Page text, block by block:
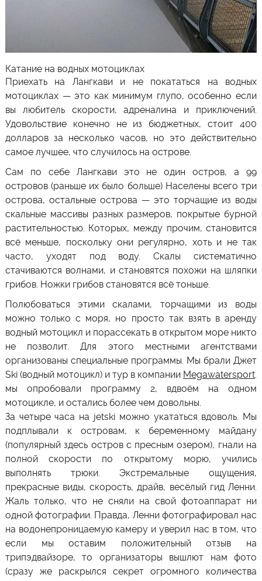
Катание на водных мотоциклах
Приехать на Лангкави и не покататься на водных
мотоциклах — это как минимум глупо, особенно если
вы любитель скорости, адреналина и приключений.
Удовольствие конечно не из бюджетных, стоит 400
долларов за несколько часов, но это действительно
самое лучшее, что случилось на острове.
Сам по себе Лангкави это не один остров, а 99
островов (раньше их было больше) Населены всего три
острова, остальные острова — это торчащие из воды
скальные массивы разных размеров, покрытые бурной
растительностью. Которых, между прочим, становится
всё меньше, поскольку они регулярно, хоть и не так
часто, уходят под воду. Скалы систематично
стачиваются волнами, и становятся похожи на шляпки
грибов. Ножки грибов становятся всё тоньше.
Полюбоваться этими скалами, торчащими из воды
можно только с моря, но просто так взять в аренду
водный мотоцикл и порассекать в открытом море никто
не позволит. Для этого местными агентствами
организованы специальные программы. Мы брали Джет
Ski (водный мотоцикл) и тур в компании Megawatersport.
мы опробовали программу 2, вдвоём на одном
мотоцикле, и остались более чем довольны.
За четыре часа на jetski можно укататься вдоволь. Мы
подплывали к островам, к беременному майдану
(популярный здесь остров с пресным озером), гнали на
полной скорости по открытому морю, учились
выполнять трюки. Экстремальные ощущения,
прекрасные виды, скорость, драйв, весёлый гид Ленни.
Жаль только, что не сняли на свой фотоаппарат ни
одной фотографии. Правда, Ленни фотографировал нас
на водонепроницаемую камеру и уверил нас в том, что
если мы оставим положительный отзыв на
трипэдвайзоре, то организаторы вышлют нам фото
(сразу же раскрылся секрет огромного количества